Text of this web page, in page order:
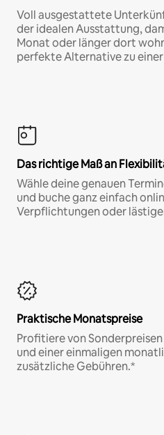
Voll ausgestattete
der idealen Ausstattung,
Monat oder länger dort
perfekte Alternative zu
Das richtige Maß an
Wähle deine genauen
und buche ganz einfach
Verpflichtungen oder
Praktische Monatspreise
Profitiere von
und einer einmaligen
zusätzliche Gebühren.*